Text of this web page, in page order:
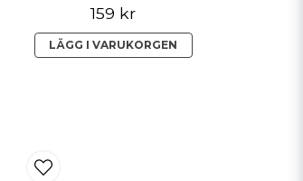
159 kr
LÄGG I VARUKORGEN